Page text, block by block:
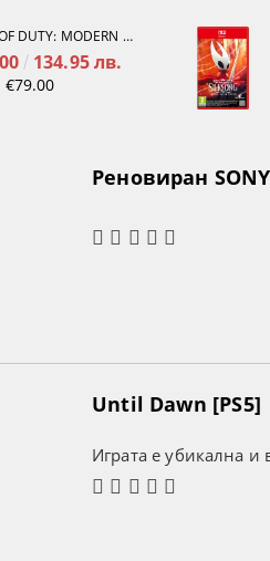
CALL OF DUTY: MODERN WARFARE 4[PS5]
134.95 лв.
€79.00
Реновиран
Until Dawn [PS5]
Играта е убикална и